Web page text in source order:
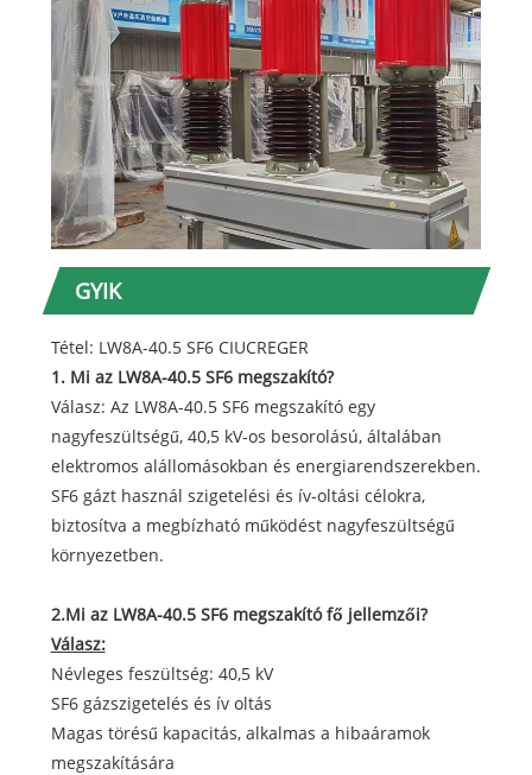
GYIK
Tétel: LW8A-40.5 SF6 CIUCREGER
1. Mi az LW8A-40.5 SF6 megszakító?
Válasz: Az LW8A-40.5 SF6 megszakító egy
nagyfeszültségű, 40,5 kV-os besorolású, általában
elektromos alállomásokban és energiarendszerekben.
SF6 gázt használ szigetelési és ív-oltási célokra,
biztosítva a megbízható működést nagyfeszültségű
környezetben.
2.Mi az LW8A-40.5 SF6 megszakító fő jellemzői?
Válasz:
Névleges feszültség: 40,5 kV
SF6 gázszigetelés és ív oltás
Magas törésű kapacitás, alkalmas a hibaáramok
megszakítására